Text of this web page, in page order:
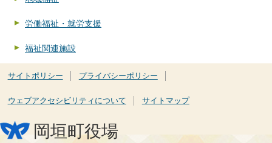
労働福祉・就労支援
福祉関連施設
サイトポリシー プライバシーポリシー
ウェブアクセシビリティについて サイトマップ
岡垣町役場